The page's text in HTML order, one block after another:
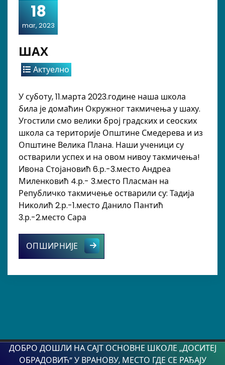
18
mar, 2023
ШАХ
Актуелно
У суботу, 11.марта 2023.године наша школа
била је домаћин Окружног такмичења у шаху.
Угостили смо велики број градских и сеоских
школа са територије Општине Смедерева и из
Општине Велика Плана. Наши ученици су
остварили успех и на овом нивоу такмичења!
Ивона Стојановић 6.р.-3.место Андреа
Миленковић 4.р.- 3.место Пласман на
Републичко такмичење остварили су: Тадија
Николић 2.р.-1.место Данило Пантић
3.р.-2.место Сара
ОПШИРНИЈЕ ШАХ
ДОБРО ДОШЛИ НА САЈТ ОСНОВНЕ ШКОЛЕ „ДОСИТЕЈ
ОБРАДОВИЋ” У ВРАНОВУ, МЕСТО ГДЕ СЕ РАЂАЈУ